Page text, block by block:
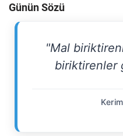
Günün Sözü
"Mal
biriktirenler